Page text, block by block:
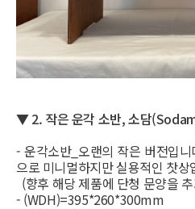
▼ 2. 작은 운각 소반, 소담
- 운각소반_오랜의 작은 버전입
으로 미니멀하지만 실용적인 찻상
(향후 해당 제품에 단청 문양을
- (WDH)=395*260*300mm